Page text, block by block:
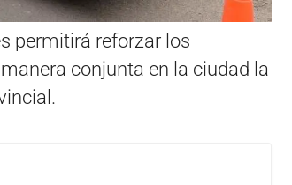
permitirá reforzar los
conjunta en la ciudad la